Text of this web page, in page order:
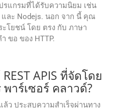
รแกรมที่ได้รับความนิยม เช่น
, และ Nodejs. นอก จาก นี้ คุณ
ะโยชน์ โดย ตรง กับ ภาษา
ขอ ของ HTTP.
APIS ที่จัดโดย
พาร์เซอร์ คลาวด์?
ว ประสบความสําเร็จผ่านทาง